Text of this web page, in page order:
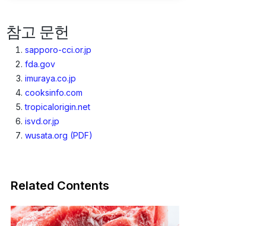
참고 문헌
sapporo-cci.or.jp
fda.gov
imuraya.co.jp
cooksinfo.com
tropicalorigin.net
isvd.or.jp
wusata.org (PDF)
Related Contents